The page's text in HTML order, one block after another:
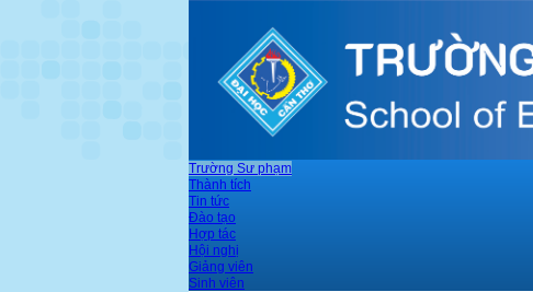
Trường Sư phạm
Thành tích
Tin tức
Đào tạo
Hợp tác
Hội nghị
Giảng viên
Sinh viên